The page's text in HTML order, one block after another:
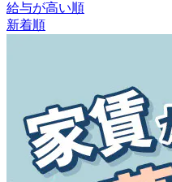
給与が高い順
新着順